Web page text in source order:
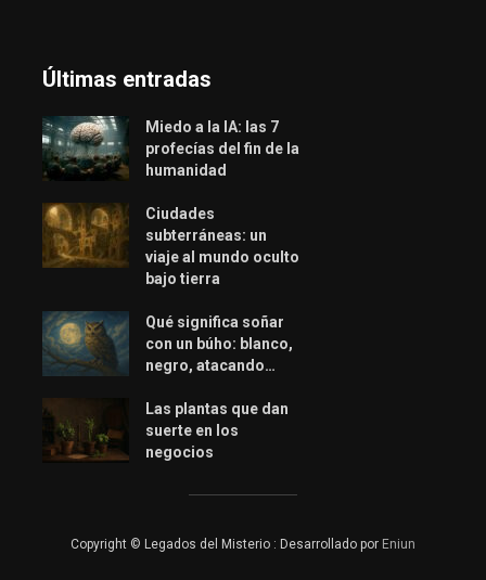
Últimas entradas
Miedo a la IA: las 7
profecías del fin de la
humanidad
Ciudades
subterráneas: un
viaje al mundo oculto
bajo tierra
Qué significa soñar
con un búho: blanco,
negro, atacando…
Las plantas que dan
suerte en los
negocios
Copyright © Legados del Misterio : Desarrollado por Eniun